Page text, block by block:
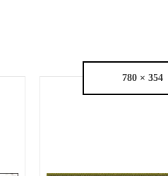
780 × 354